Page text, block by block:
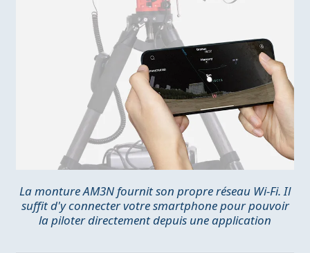
La monture AM3N fournit son propre réseau Wi-Fi. Il
suffit d'y connecter votre smartphone pour pouvoir
la piloter directement depuis une application